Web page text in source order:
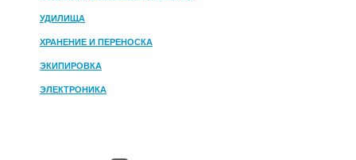
УДИЛИЩА
ХРАНЕНИЕ И ПЕРЕНОСКА
ЭКИПИРОВКА
ЭЛЕКТРОНИКА